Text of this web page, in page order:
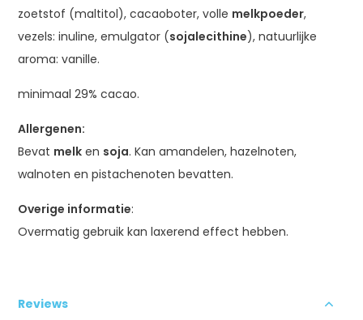
zoetstof (maltitol), cacaoboter, volle melkpoeder,
vezels: inuline, emulgator (sojalecithine), natuurlijke
aroma: vanille.
minimaal 29% cacao.
Allergenen:
Bevat melk en soja. Kan amandelen, hazelnoten,
walnoten en pistachenoten bevatten.
Overige informatie:
Overmatig gebruik kan laxerend effect hebben.
Reviews